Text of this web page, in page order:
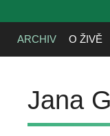
ARCHIV O ŽIVĚ
Jana